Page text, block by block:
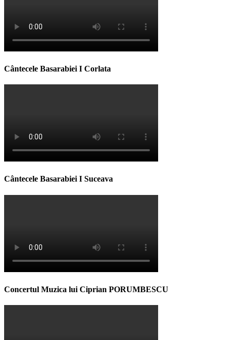
Cântecele Basarabiei I Corlata
Cântecele Basarabiei I Suceava
Concertul Muzica lui Ciprian PORUMBESCU